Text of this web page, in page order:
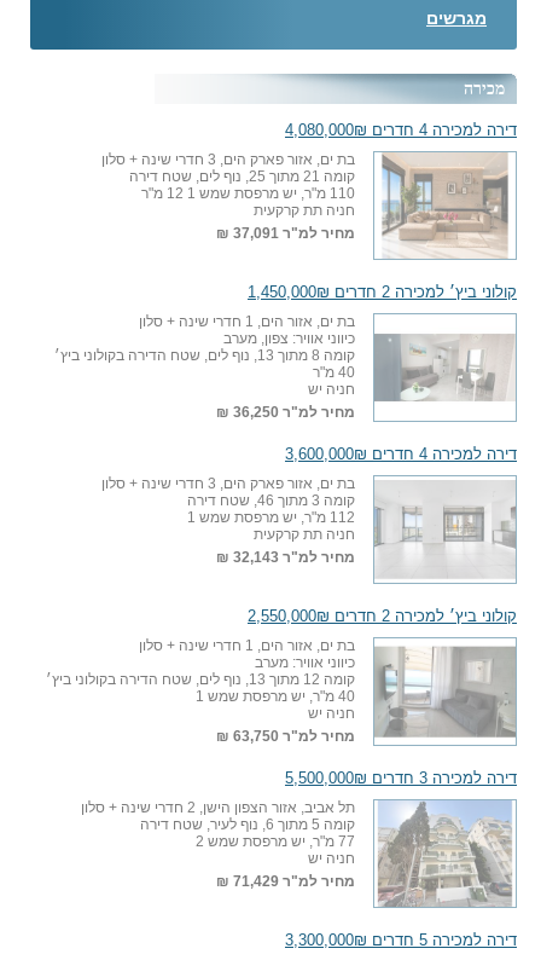
מגרשים
מכירה
דירה למכירה 4 חדרים 4,080,000₪
בת ים, אזור פארק הים, 3 חדרי שינה + סלון
קומה 21 מתוך 25, נוף לים, שטח דירה
110 מ"ר, יש מרפסת שמש 1 12 מ"ר
חניה תת קרקעית
מחיר למ"ר 37,091 ₪
קולוני ביץ׳ למכירה 2 חדרים 1,450,000₪
בת ים, אזור הים, 1 חדרי שינה + סלון
כיווני אוויר: צפון, מערב
קומה 8 מתוך 13, נוף לים, שטח הדירה בקולוני ביץ׳
40 מ"ר
חניה יש
מחיר למ"ר 36,250 ₪
דירה למכירה 4 חדרים 3,600,000₪
בת ים, אזור פארק הים, 3 חדרי שינה + סלון
קומה 3 מתוך 46, שטח דירה
112 מ"ר, יש מרפסת שמש 1
חניה תת קרקעית
מחיר למ"ר 32,143 ₪
קולוני ביץ׳ למכירה 2 חדרים 2,550,000₪
בת ים, אזור הים, 1 חדרי שינה + סלון
כיווני אוויר: מערב
קומה 12 מתוך 13, נוף לים, שטח הדירה בקולוני ביץ׳
40 מ"ר, יש מרפסת שמש 1
חניה יש
מחיר למ"ר 63,750 ₪
דירה למכירה 3 חדרים 5,500,000₪
תל אביב, אזור הצפון הישן, 2 חדרי שינה + סלון
קומה 5 מתוך 6, נוף לעיר, שטח דירה
77 מ"ר, יש מרפסת שמש 2
חניה יש
מחיר למ"ר 71,429 ₪
דירה למכירה 5 חדרים 3,300,000₪